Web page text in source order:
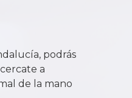
podrás
a
de la mano